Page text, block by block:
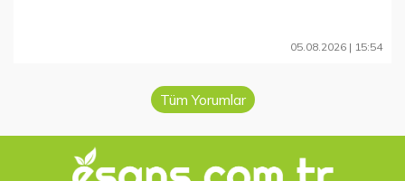
05.08.2026 | 15:54
Tüm Yorumlar